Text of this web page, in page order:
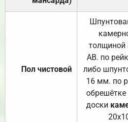
Пол чистовой
толщиной
АВ. по
либо
16 мм. по
обрешётке
доски